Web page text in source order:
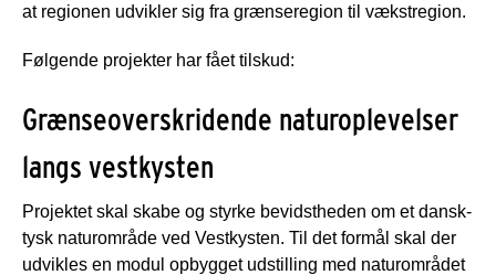
at regionen udvikler sig fra grænseregion til vækstregion.
Følgende projekter har fået tilskud:
Grænseoverskridende naturoplevelser
langs vestkysten
Projektet skal skabe og styrke bevidstheden om et dansk-
tysk naturområde ved Vestkysten. Til det formål skal der
udvikles en modul opbygget udstilling med naturområdet